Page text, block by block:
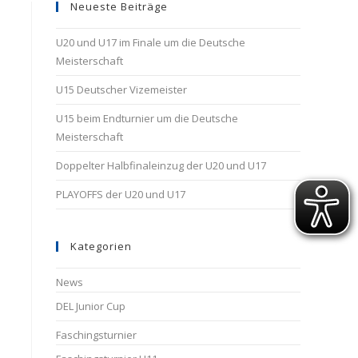
Neueste Beiträge
U20 und U17 im Finale um die Deutsche
Meisterschaft
U15 Deutscher Vizemeister
U15 beim Endturnier um die Deutsche
Meisterschaft
Doppelter Halbfinaleinzug der U20 und U17
PLAYOFFS der U20 und U17
Kategorien
News
DEL Junior Cup
Faschingsturnier